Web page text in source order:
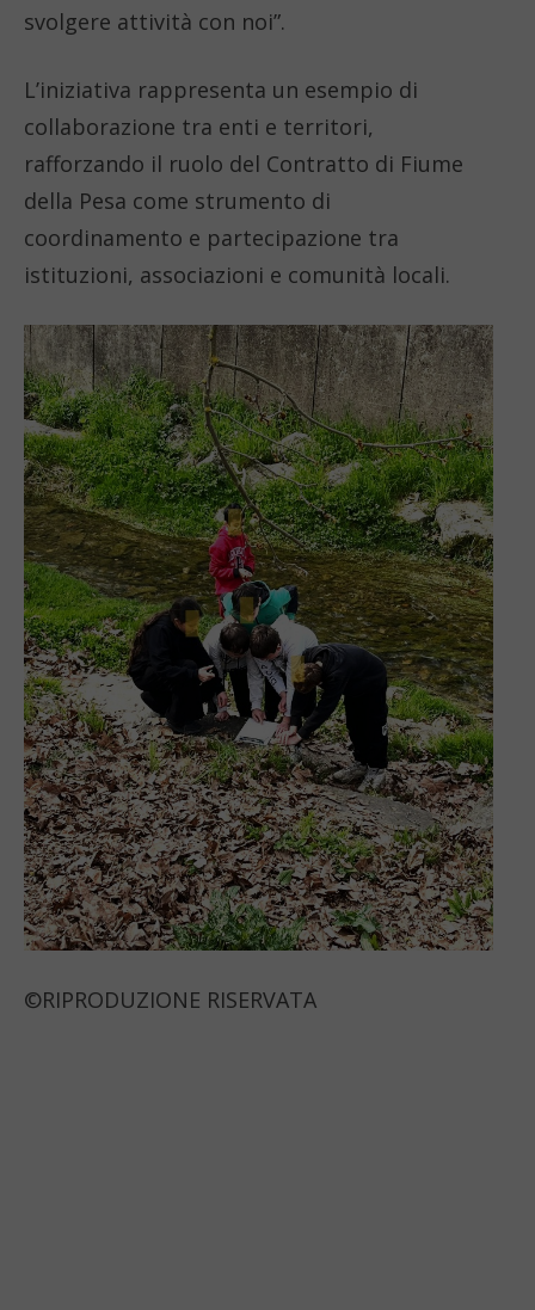
svolgere attività con noi”.
L’iniziativa rappresenta un esempio di
collaborazione tra enti e territori,
rafforzando il ruolo del Contratto di Fiume
della Pesa come strumento di
coordinamento e partecipazione tra
istituzioni, associazioni e comunità locali.
©RIPRODUZIONE RISERVATA